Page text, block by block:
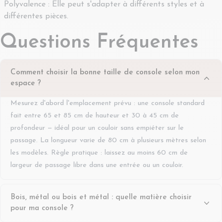
Polyvalence : Elle peut s'adapter à différents styles et à
différentes pièces.
Questions Fréquentes
Comment choisir la bonne taille de console selon mon
espace ?
Mesurez d'abord l'emplacement prévu : une console standard
fait entre 65 et 85 cm de hauteur et 30 à 45 cm de
profondeur — idéal pour un couloir sans empiéter sur le
passage. La longueur varie de 80 cm à plusieurs mètres selon
les modèles. Règle pratique : laissez au moins 60 cm de
largeur de passage libre dans une entrée ou un couloir.
Bois, métal ou bois et métal : quelle matière choisir
pour ma console ?